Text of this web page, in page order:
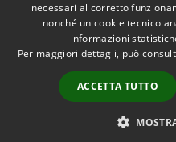
Accessibilità
necessari al corretto
nonché un cookie tecnico
informazioni
Per maggiori dettagli, può
ACCETTA TUTTO